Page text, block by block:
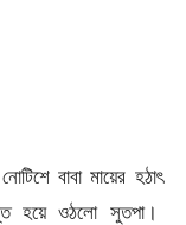
বাবা মায়ের হঠাৎ
হয়ে ওঠলো সুতপা।